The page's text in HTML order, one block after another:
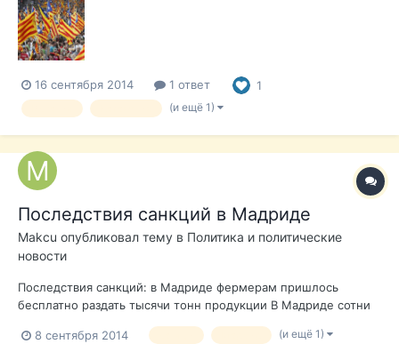
Гарсия-Маргальо заявил, что правительство не остановится
ни перед какими законными мерами, лишь бы не допустить
отделения Каталонии...
16 сентября 2014 1 ответ 1
(и ещё 1)
Последствия санкций в Мадриде
Makcu опубликовал тему в Политика и политические
новости
Последствия санкций: в Мадриде фермерам пришлось
бесплатно раздать тысячи тонн продукции В Мадриде сотни
выстроились в очередь за бесплатными продуктами – любой
8 сентября 2014 (и ещё 1)